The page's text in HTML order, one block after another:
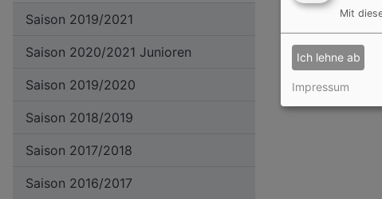
Saison 2019/2021
Saison 2020/2021 Junioren
Saison 2019/2020
Saison 2018/2019
Saison 2017/2018
Saison 2016/2017
Mit
Ich lehne ab
Impressum